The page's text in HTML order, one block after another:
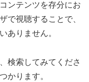
ンテンツを存分にお
で視聴することで、
ありません。
検索してみてくださ
見つかります。